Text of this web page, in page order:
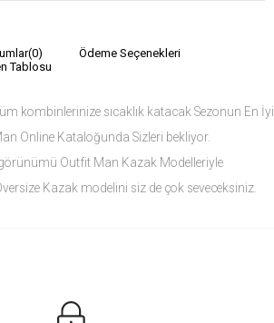
(0)
Ödeme Seçenekleri
Tablosu
kombinlerinize sıcaklık katacak Sezonun En İyi
Online Kataloğunda Sizleri bekliyor.
Outfit Man Kazak Modelleriyle
Kazak modelini siz de çok seveceksiniz.
M, Alt Grup 33 Beden ( Medium )